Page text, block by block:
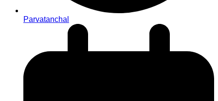
Parvatanchal